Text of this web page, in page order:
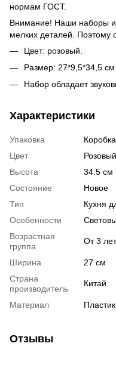
нормам ГОСТ.
Внимание! Наши наборы
мелких деталей. Поэтому
Цвет: розовый.
Размер: 27*9,5*34,5 см.
Набор обладает
Характеристики
Упаковка
Коробка
Цвет
Розовый
Высота
34.5 см
Состояние
Новое
Тип
Кухня
Особенности
Возрастная
группа
От 3 лет
Ширина
27 см
Страна
производитель
Китай
Материал Пластик
Отзывы